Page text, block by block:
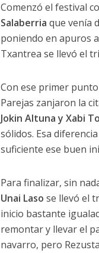
Comenzó el festival
Salaberria que venía
poniendo en apuros
Txantrea se llevó el
Con ese primer
Parejas zanjaron la
Jokin Altuna y Xabi
sólidos. Esa
suficiente ese buen
Para finalizar, sin
Unai Laso se llevó el
inicio bastante
remontar y llevar el
navarro, pero